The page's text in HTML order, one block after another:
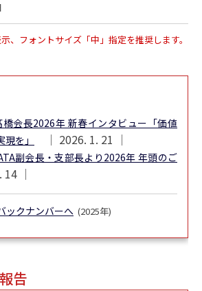
、フォントサイズ「中」指定を推奨します。
橋会長2026年 新春インタビュー「価値
を」
│ 2026. 1. 21 │
副会長・支部長より2026年 年頭のご
│
ックナンバーへ (2025年)
告